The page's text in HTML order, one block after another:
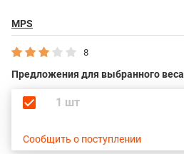
MPS
8
Предложения для выбранного веса
1 шт
Сообщить о поступлении